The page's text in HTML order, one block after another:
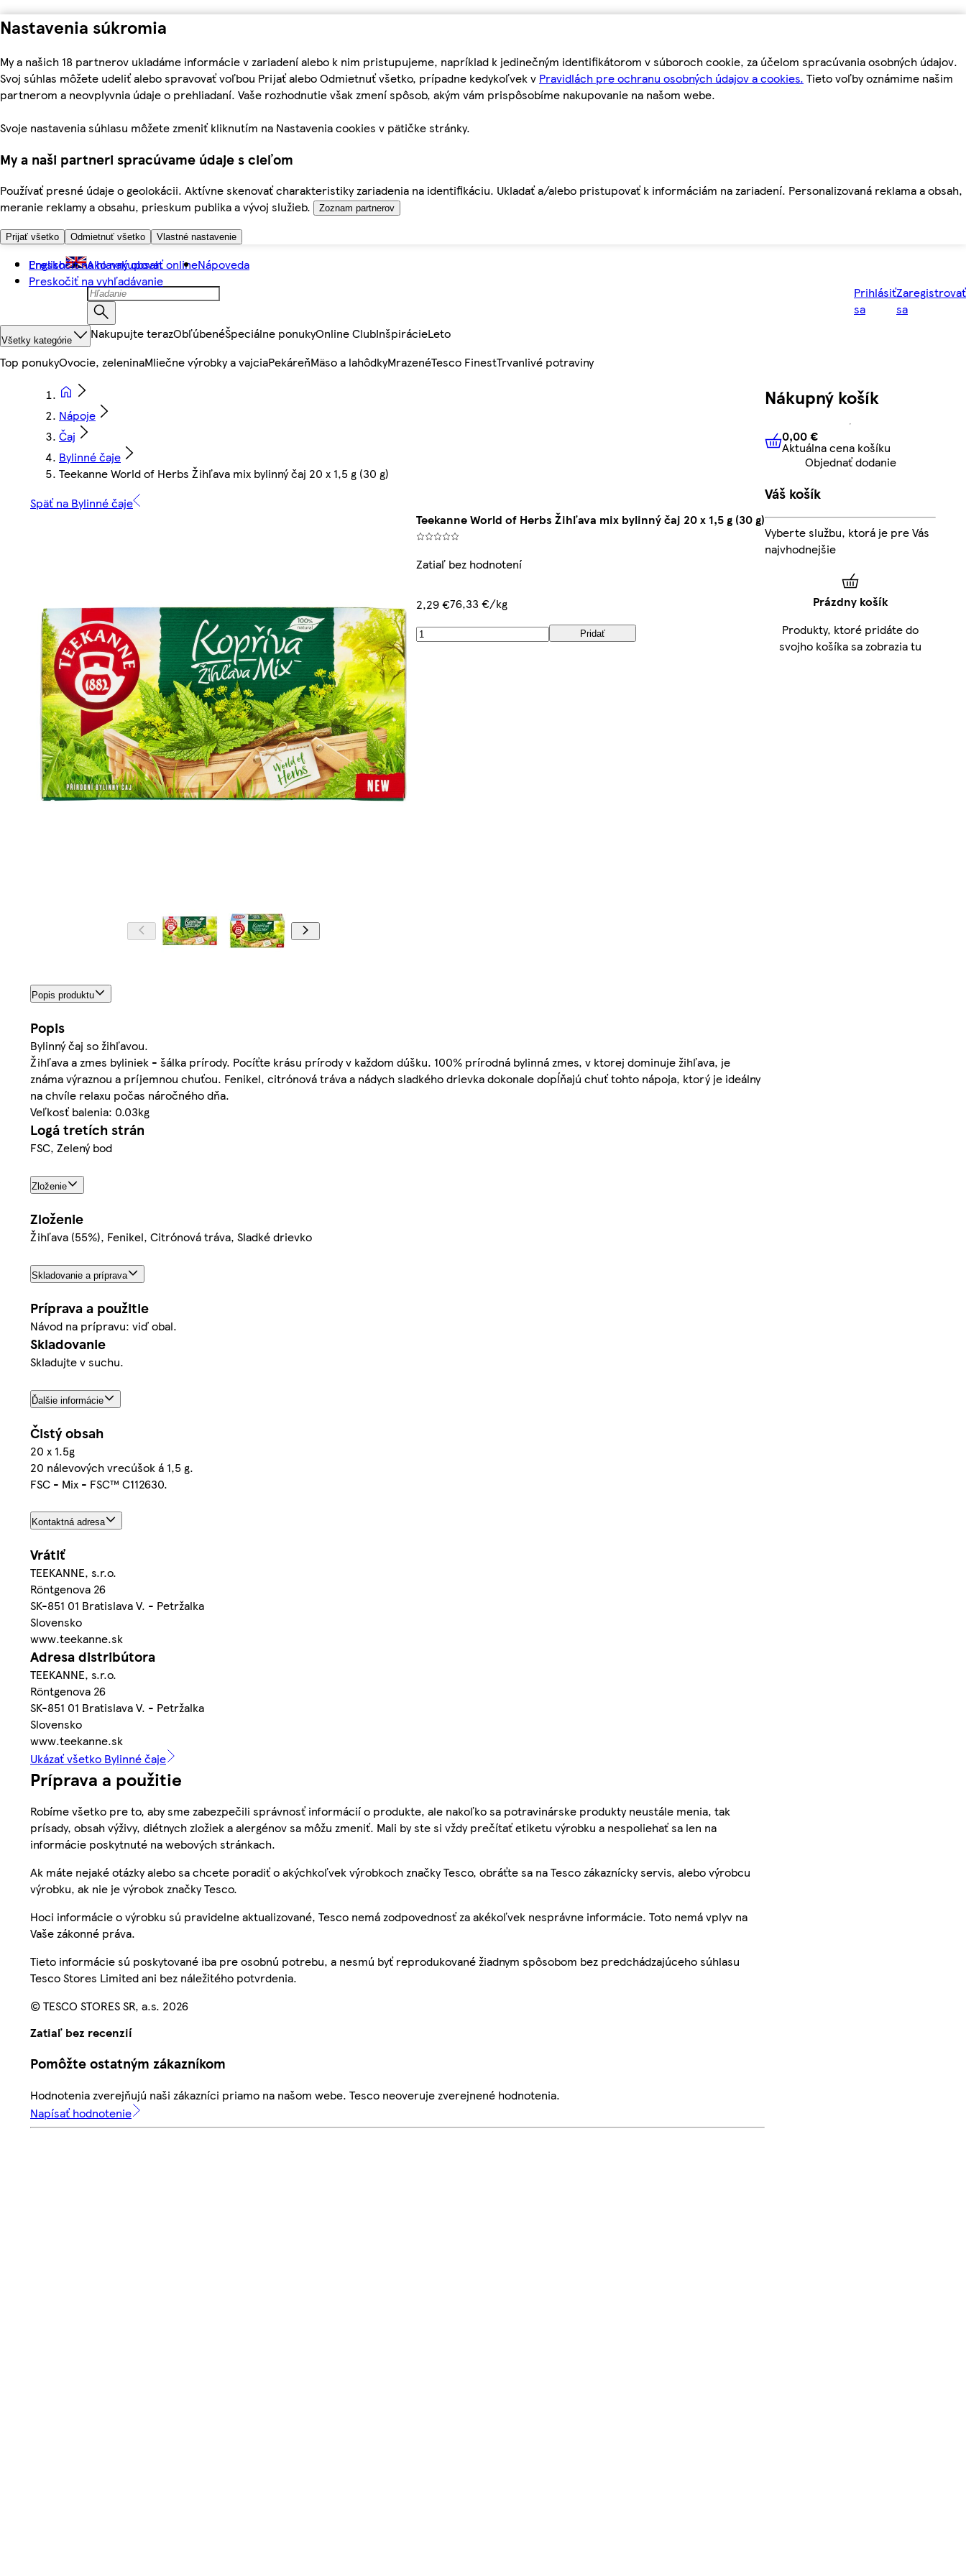
Nastavenia súkromia
My a našich 18 partnerov ukladáme informácie v zariadení alebo k nim pristupujeme, napríklad k jedinečným identifikátorom v súboroch cookie, za účelom spracúvania osobných údajov.
Svoj súhlas môžete udeliť alebo spravovať voľbou Prijať alebo Odmietnuť všetko, prípadne kedykoľvek v Pravidlách pre ochranu osobných údajov a cookies. Tieto voľby oznámime našim
partnerom a neovplyvnia údaje o prehliadaní. Vaše rozhodnutie však zmení spôsob, akým vám prispôsobíme nakupovanie na našom webe.
Svoje nastavenia súhlasu môžete zmeniť kliknutím na Nastavenia cookies v pätičke stránky.
My a naši partneri spracúvame údaje s cieľom
Používať presné údaje o geolokácii. Aktívne skenovať charakteristiky zariadenia na identifikáciu. Ukladať a/alebo pristupovať k informáciám na zariadení. Personalizovaná reklama a obsah,
meranie reklamy a obsahu, prieskum publika a vývoj služieb.
Zoznam partnerov
Prijať všetko Odmietnuť všetko Vlastné nastavenie
Preskočiť na hlavný obsah
Preskočiť na vyhľadávanie
English Ako nakupovať onlineNápoveda
Prihlásiť
sa
Zaregistrovať
sa
Všetky kategórie Nakupujte terazObľúbenéŠpeciálne ponukyOnline ClubInšpirácieLeto
Top ponukyOvocie, zeleninaMliečne výrobky a vajciaPekáreňMäso a lahôdkyMrazenéTesco FinestTrvanlivé potraviny
Nápoje
Čaj
Bylinné čaje
Teekanne World of Herbs Žihľava mix bylinný čaj 20 x 1,5 g (30 g)
Späť na Bylinné čaje
Teekanne World of Herbs Žihľava mix bylinný čaj 20 x 1,5 g (30 g)
Zatiaľ bez hodnotení
2,29 €76,33 €/kg
Pridať
Popis produktu
Popis
Bylinný čaj so žihľavou.
Žihľava a zmes byliniek - šálka prírody. Pocíťte krásu prírody v každom dúšku. 100% prírodná bylinná zmes, v ktorej dominuje žihľava, je
známa výraznou a príjemnou chuťou. Fenikel, citrónová tráva a nádych sladkého drievka dokonale dopĺňajú chuť tohto nápoja, ktorý je ideálny
na chvíle relaxu počas náročného dňa.
Veľkosť balenia: 0.03kg
Logá tretích strán
FSC, Zelený bod
Zloženie
Zloženie
Žihľava (55%), Fenikel, Citrónová tráva, Sladké drievko
Skladovanie a príprava
Príprava a použitie
Návod na prípravu: viď obal.
Skladovanie
Skladujte v suchu.
Ďalšie informácie
Čistý obsah
20 x 1.5g
20 nálevových vrecúšok á 1,5 g.
FSC - Mix - FSC™ C112630.
Kontaktná adresa
Vrátiť
TEEKANNE, s.r.o.
Röntgenova 26
SK-851 01 Bratislava V. - Petržalka
Slovensko
www.teekanne.sk
Adresa distribútora
TEEKANNE, s.r.o.
Röntgenova 26
SK-851 01 Bratislava V. - Petržalka
Slovensko
www.teekanne.sk
Ukázať všetko Bylinné čaje
Príprava a použitie
Robíme všetko pre to, aby sme zabezpečili správnosť informácií o produkte, ale nakoľko sa potravinárske produkty neustále menia, tak
prísady, obsah výživy, diétnych zložiek a alergénov sa môžu zmeniť. Mali by ste si vždy prečítať etiketu výrobku a nespoliehať sa len na
informácie poskytnuté na webových stránkach.
Ak máte nejaké otázky alebo sa chcete poradiť o akýchkoľvek výrobkoch značky Tesco, obráťte sa na Tesco zákaznícky servis, alebo výrobcu
výrobku, ak nie je výrobok značky Tesco.
Hoci informácie o výrobku sú pravidelne aktualizované, Tesco nemá zodpovednosť za akékoľvek nesprávne informácie. Toto nemá vplyv na
Vaše zákonné práva.
Tieto informácie sú poskytované iba pre osobnú potrebu, a nesmú byť reprodukované žiadnym spôsobom bez predchádzajúceho súhlasu
Tesco Stores Limited ani bez náležitého potvrdenia.
© TESCO STORES SR, a.s. 2026
Zatiaľ bez recenzií
Pomôžte ostatným zákazníkom
Hodnotenia zverejňujú naši zákazníci priamo na našom webe. Tesco neoveruje zverejnené hodnotenia.
Napísať hodnotenie
Nákupný košík
0,00 € Aktuálna cena košíku
0,00 €
Aktuálna cena košíku
Objednať dodanie
Váš košík
Vyberte službu, ktorá je pre Vás
najvhodnejšie
Prázdny košík
Produkty, ktoré pridáte do
svojho košíka sa zobrazia tu